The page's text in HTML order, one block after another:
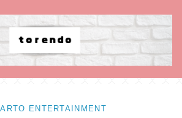
ENTERTAINMENT